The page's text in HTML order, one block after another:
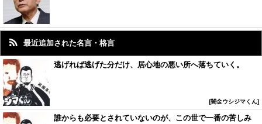
最近追加された名言・格言
逃げれば逃げた分だけ、居心地の悪い所へ落ちていく。
闇金ウシジマくん
誰からも必要とされていないのが、この世で一番の苦しみ